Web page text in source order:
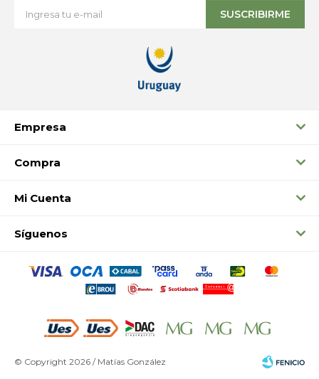
Empresa
Compra
Mi Cuenta
Síguenos
SUSCRIBIRME
© Copyright 2026 / Matías González